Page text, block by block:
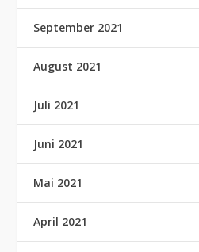
September 2021
August 2021
Juli 2021
Juni 2021
Mai 2021
April 2021